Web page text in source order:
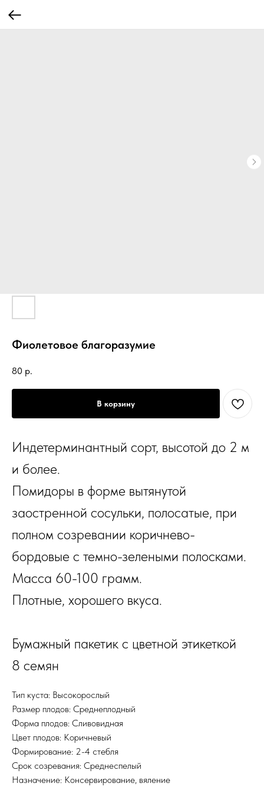
Фиолетовое благоразумие
80 р.
В корзину
Индетерминантный сорт, высотой до 2 м
и более.
Помидоры в форме вытянутой
заостренной сосульки, полосатые, при
полном созревании коричнево-
бордовые с темно-зелеными полосками.
Масса 60-100 грамм.
Плотные, хорошего вкуса.
Бумажный пакетик с цветной этикеткой
8 семян
Тип куста: Высокорослый
Размер плодов: Среднеплодный
Форма плодов: Сливовидная
Цвет плодов: Коричневый
Формирование: 2-4 стебля
Срок созревания: Среднеспелый
Назначение: Консервирование, вяление